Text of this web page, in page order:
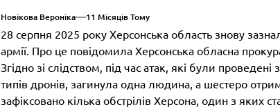
Новікова Вероніка 11 Місяців Тому
28 серпня 2025 року Херсонська область знову
армії. Про це повідомила Херсонська обласна
Згідно зі слідством, під час атак, які були
типів дронів, загинула одна людина, а шестеро
зафіксовано кілька обстрілів Херсона, один з яких